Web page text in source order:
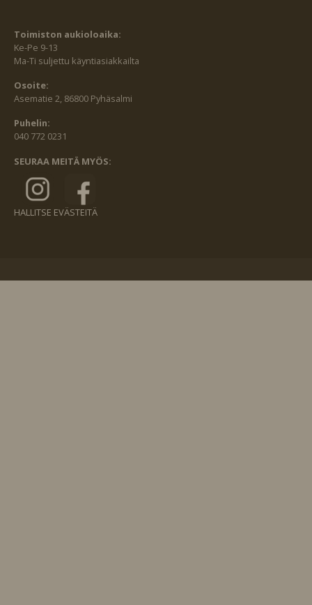
Toimiston aukioloaika:
Ke-Pe 9-13
Ma-Ti suljettu käyntiasiakkailta
Osoite:
Asematie 2, 86800 Pyhäsalmi
Puhelin:
040 772 0231
SEURAA MEITÄ MYÖS:
HALLITSE EVÄSTEITÄ